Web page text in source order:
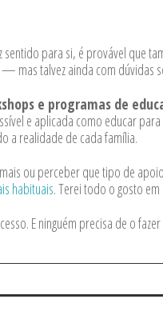
sentido para si, é provável que
— mas talvez ainda com dúvidas
e programas de
e aplicada como educar
a realidade de cada família.
ou perceber que tipo de
habituais. Terei todo o gosto
E ninguém precisa de o